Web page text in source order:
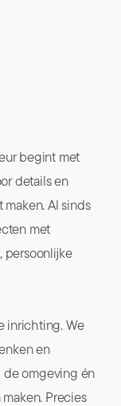
begint met
details en
maken. Al sinds
met
persoonlijke
inrichting. We
en
de omgeving én
Precies